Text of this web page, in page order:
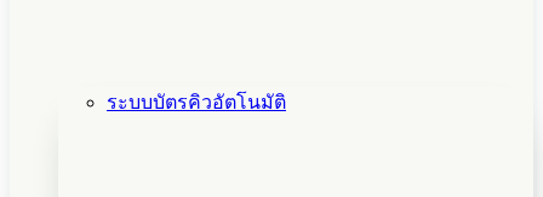
ระบบบัตรคิวอัตโนมัติ